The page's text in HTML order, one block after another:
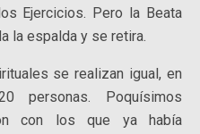
Ejercicios. Pero la Beata
la espalda y se retira.
se realizan igual, en
personas. Poquísimos
con los que ya había